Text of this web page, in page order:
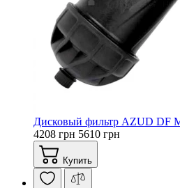
Дисковый фильтр AZUD DF
4208 грн 5610 грн
Купить